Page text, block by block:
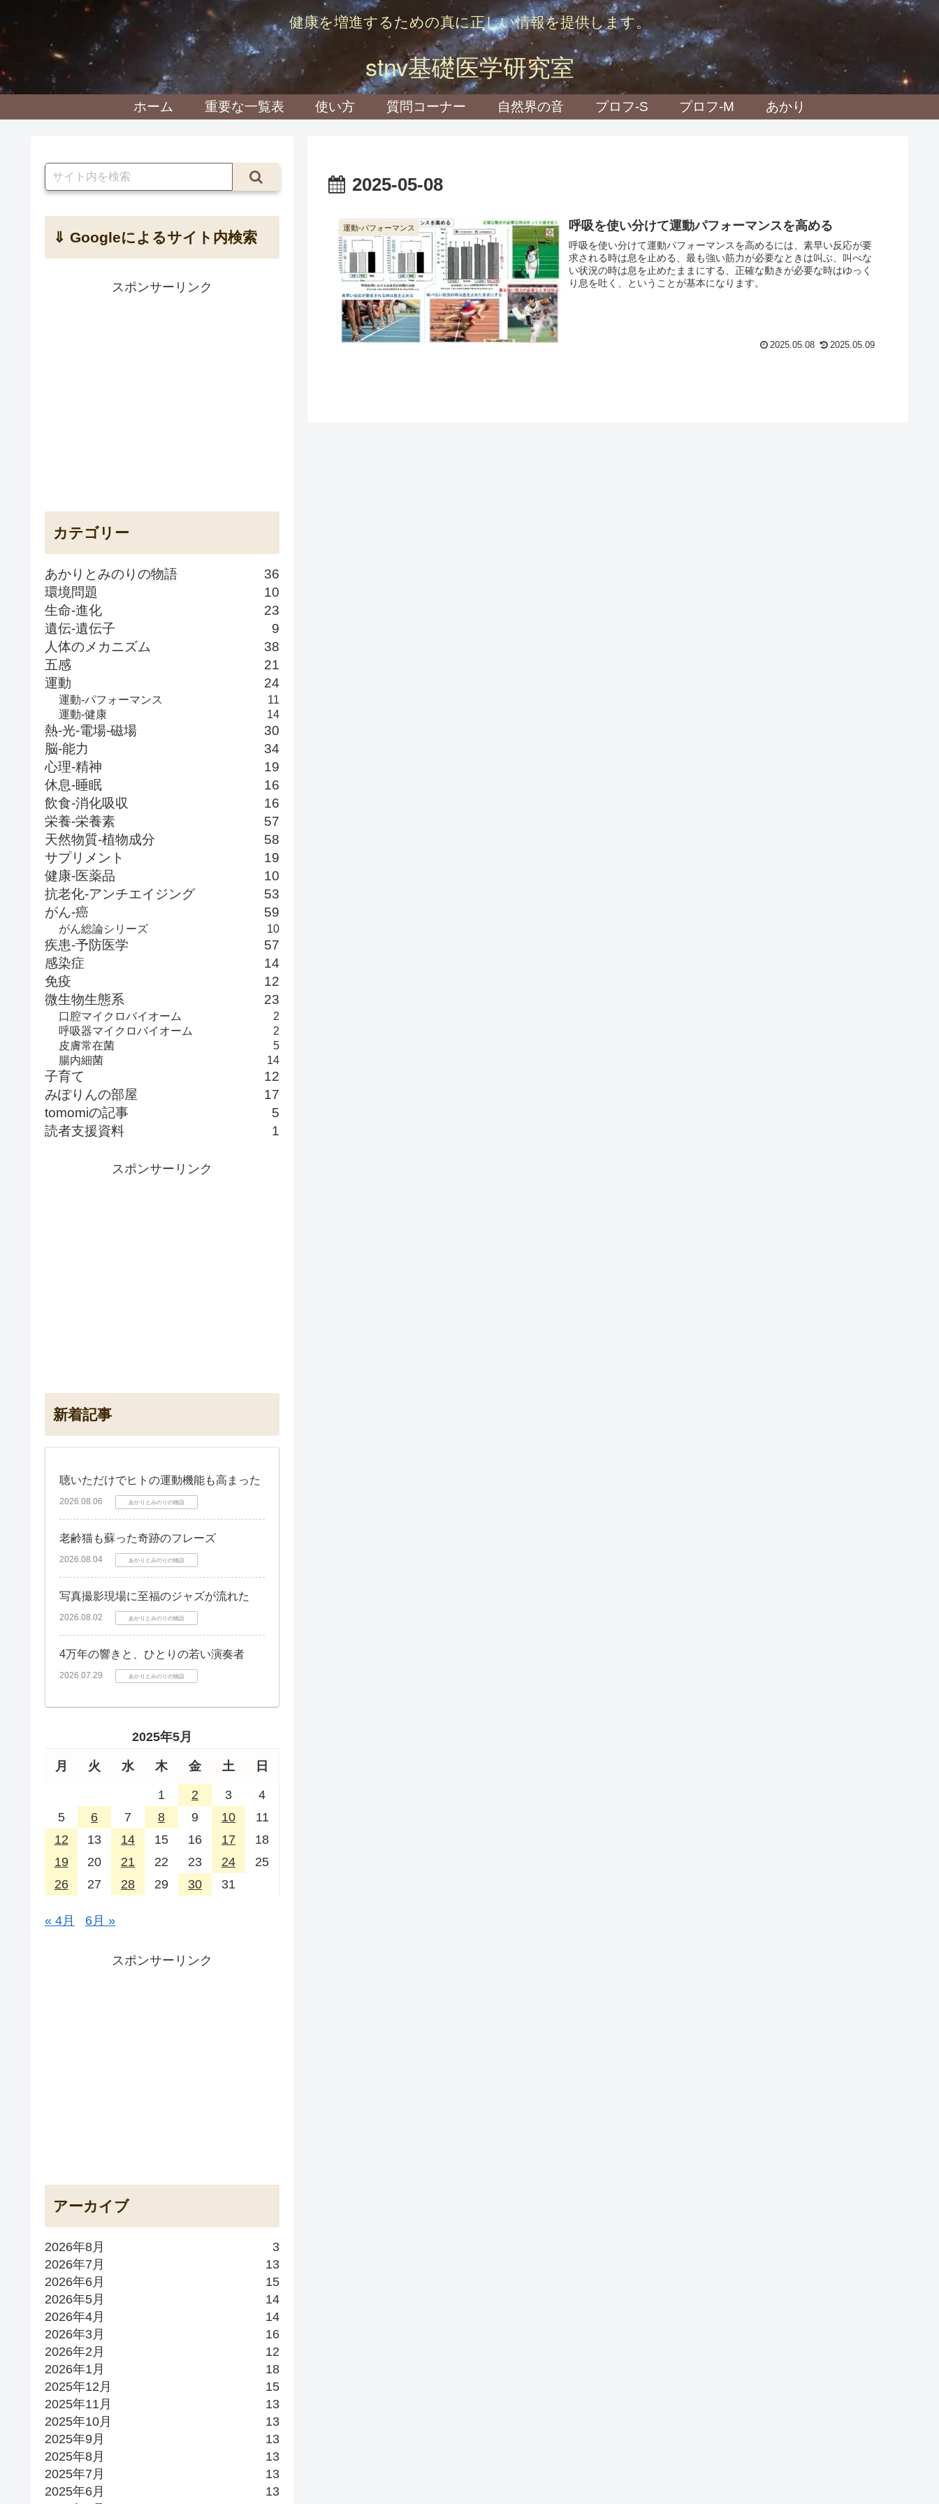
健康を増進するための真に正しい情報を提供します。
stnv基礎医学研究室
ホーム 重要な一覧表 使い方 質問コーナー 自然界の音 プロフ-S プロフ-M あかり
2025-05-08
運動-パフォーマンス 呼吸を使い分けて運動パフォーマンスを高める
呼吸を使い分けて運動パフォーマンスを高めるには、素早い反応が要
求される時は息を止める、最も強い筋力が必要なときは叫ぶ、叫べな
い状況の時は息を止めたままにする、正確な動きが必要な時はゆっく
り息を吐く、ということが基本になります。
2025.05.08 2025.05.09
⇓ Googleによるサイト内検索
スポンサーリンク
カテゴリー
あかりとみのりの物語
36
環境問題
10
生命-進化
23
遺伝-遺伝子
9
人体のメカニズム
38
五感
21
運動
24
運動-パフォーマンス
11
運動-健康
14
熱-光-電場-磁場
30
脳-能力
34
心理-精神
19
休息-睡眠
16
飲食-消化吸収
16
栄養-栄養素
57
天然物質-植物成分
58
サプリメント
19
健康-医薬品
10
抗老化-アンチエイジング
53
がん-癌
59
がん総論シリーズ 10
疾患-予防医学
57
感染症
14
免疫
12
微生物生態系
23
口腔マイクロバイオーム
2
呼吸器マイクロバイオーム
2
皮膚常在菌
5
腸内細菌
14
子育て
12
みぽりんの部屋
17
tomomiの記事
5
読者支援資料
1
スポンサーリンク
新着記事
聴いただけでヒトの運動機能も高まった
2026.08.06 あかりとみのりの物語
老齢猫も蘇った奇跡のフレーズ
2026.08.04 あかりとみのりの物語
写真撮影現場に至福のジャズが流れた
2026.08.02 あかりとみのりの物語
4万年の響きと、ひとりの若い演奏者
2026.07.29 あかりとみのりの物語
2025年5月
月 火 水 木 金 土 日
1 2 3
4
5
6 7 8 9 10
11
12
13 14 15 16 17
18
19
20 21 22 23 24
25
26
27 28 29 30 31
« 4月 6月 »
スポンサーリンク
アーカイブ
2026年8月
3
2026年7月
13
2026年6月
15
2026年5月
14
2026年4月
14
2026年3月
16
2026年2月
12
2026年1月
18
2025年12月
15
2025年11月
13
2025年10月
13
2025年9月
13
2025年8月
13
2025年7月
13
2025年6月
13